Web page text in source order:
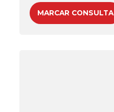
MARCAR CONSULTA